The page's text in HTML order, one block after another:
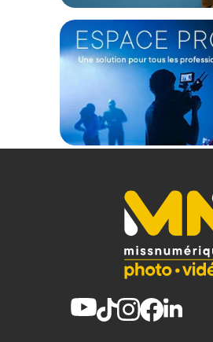
(3) Nombre de points Fidélité estimés, hors
sur le prix TTC en €, les points seront